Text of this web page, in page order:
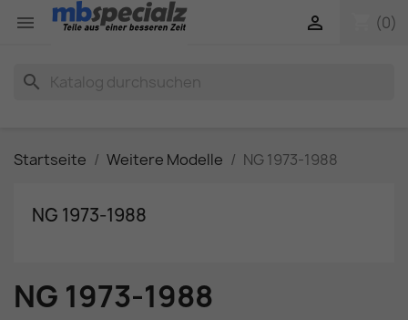
 (0)

search
Startseite Weitere Modelle NG 1973-1988
NG 1973-1988
NG 1973-1988